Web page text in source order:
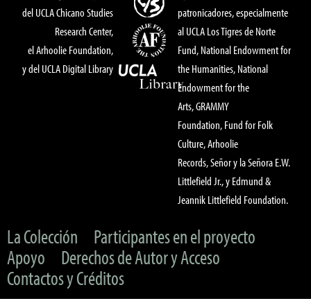
del UCLA Chicano Studies
Research Center,
el Arhoolie Foundation,
y del UCLA Digital Library
patronicadores, especialmente
al UCLA Los Tigres de Norte
Fund, National Endowment for
the Humanities, National
Endowment for the
Arts, GRAMMY
Foundation, Fund for Folk
Culture, Arhoolie
Records, Señor y la Señora E.W.
Littlefield Jr., y Edmund &
Jeannik Littlefield Foundation.
La Colección
Participantes en el proyecto
Apoyo
Derechos de Autor y Acceso
Contactos y Créditos